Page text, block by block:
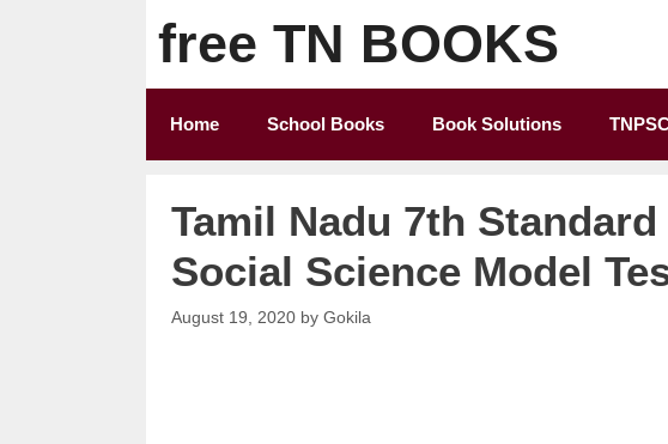
free TN BOOKS
Home School Books Book Solutions
Tamil Nadu 7th
Social Science Model
August 19, 2020 by Gokila